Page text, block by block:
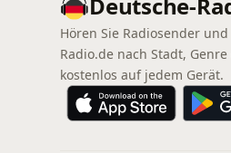
Hören Sie Radiosender
Radio.de nach Stadt,
kostenlos auf jedem Gerät.